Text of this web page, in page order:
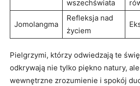
wszechświata
Jomolangma
Refleksja nad
życiem
Pielgrzymi, którzy odwiedzają te
odkrywają nie tylko piękno natury,
wewnętrzne zrozumienie i spokój